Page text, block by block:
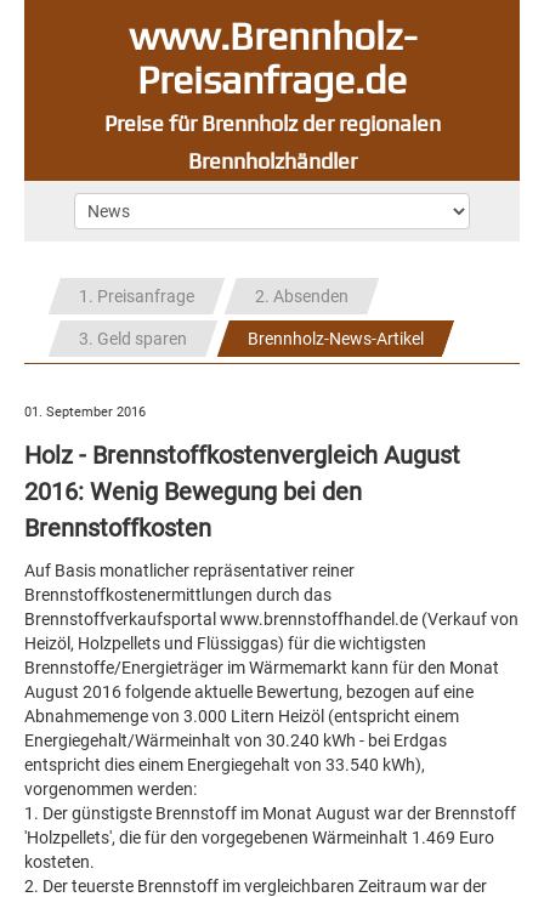
www.Brennholz-
Preisanfrage.de
Preise für Brennholz der regionalen
Brennholzhändler
1. Preisanfrage 2. Absenden
3. Geld sparen Brennholz-News-Artikel
01. September 2016
Holz - Brennstoffkostenvergleich August
2016: Wenig Bewegung bei den
Brennstoffkosten
Auf Basis monatlicher repräsentativer reiner
Brennstoffkostenermittlungen durch das
Brennstoffverkaufsportal www.brennstoffhandel.de (Verkauf von
Heizöl, Holzpellets und Flüssiggas) für die wichtigsten
Brennstoffe/Energieträger im Wärmemarkt kann für den Monat
August 2016 folgende aktuelle Bewertung, bezogen auf eine
Abnahmemenge von 3.000 Litern Heizöl (entspricht einem
Energiegehalt/Wärmeinhalt von 30.240 kWh - bei Erdgas
entspricht dies einem Energiegehalt von 33.540 kWh),
vorgenommen werden:
1. Der günstigste Brennstoff im Monat August war der Brennstoff
'Holzpellets', die für den vorgegebenen Wärmeinhalt 1.469 Euro
kosteten.
2. Der teuerste Brennstoff im vergleichbaren Zeitraum war der